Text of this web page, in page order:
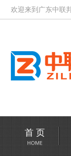
欢迎来到广东中联
首 页